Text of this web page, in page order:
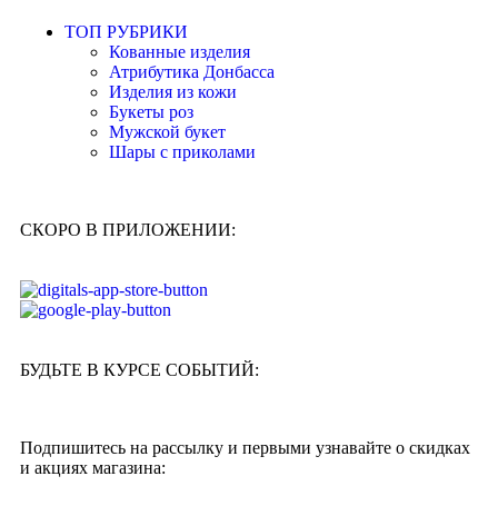
ТОП РУБРИКИ
Кованные изделия
Атрибутика Донбасса
Изделия из кожи
Букеты роз
Мужской букет
Шары с приколами
СКОРО В ПРИЛОЖЕНИИ:
БУДЬТЕ В КУРСЕ СОБЫТИЙ:
Подпишитесь на рассылку и первыми узнавайте о скидках
и акциях магазина: